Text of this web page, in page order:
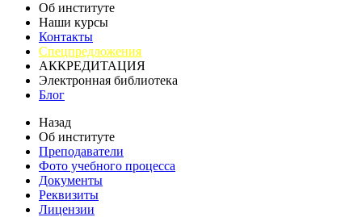
Об институте
Наши курсы
Контакты
Спецпредложения
АККРЕДИТАЦИЯ
Электронная библиотека
Блог
Назад
Об институте
Преподаватели
Фото учебного процесса
Документы
Реквизиты
Лицензии